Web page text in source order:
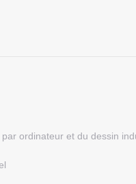
ordinateur et du dessin